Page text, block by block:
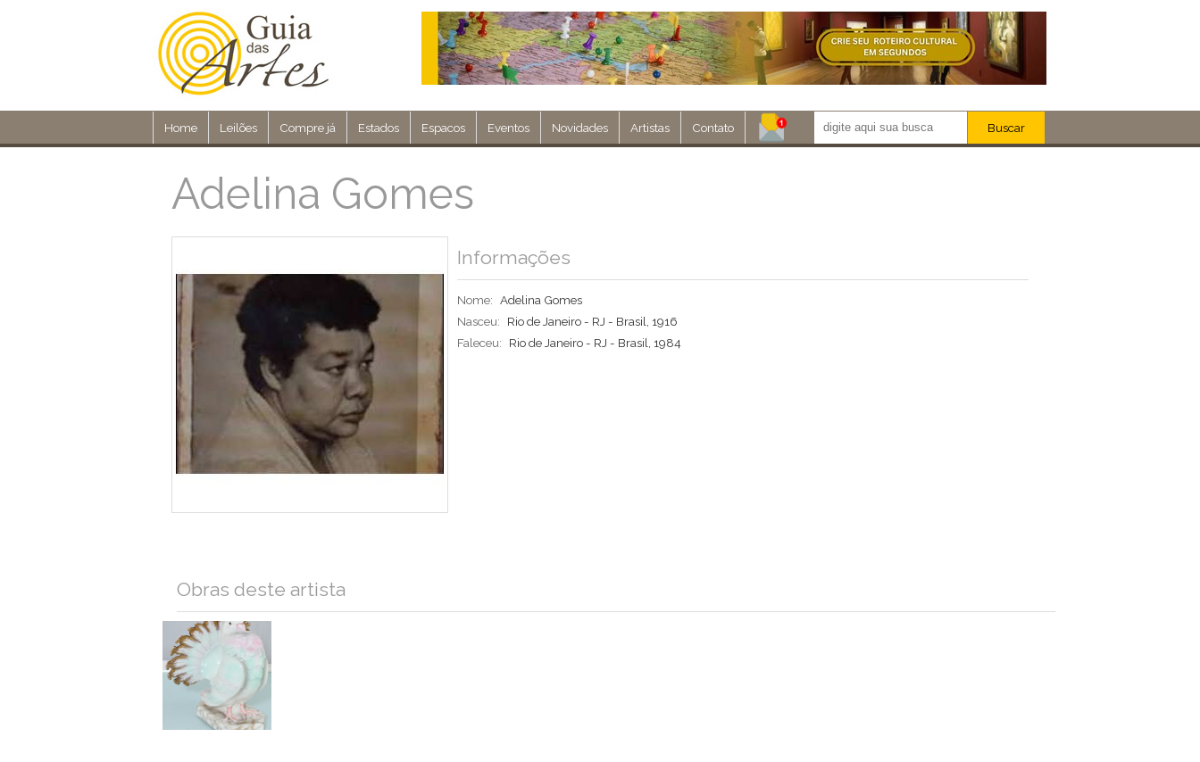
Home Leilões Compre já Estados Espacos Eventos Novidades Artistas Contato Buscar
Adelina Gomes
Informações
Nome: Adelina Gomes
Nasceu:
Rio de Janeiro - RJ - Brasil, 1916
Faleceu:
Rio de Janeiro - RJ - Brasil, 1984
Obras deste artista